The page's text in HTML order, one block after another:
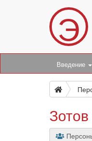
Э
Введение